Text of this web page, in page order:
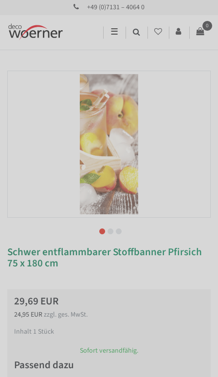
+49 (0)7131 – 4064 0
☰
0
Schwer entflammbarer Stoffbanner Pfirsich
75 x 180 cm
29,69 EUR
24,95 EURzzgl. ges. MwSt.
Inhalt 1 Stück
Sofort versandfähig.
Passend dazu